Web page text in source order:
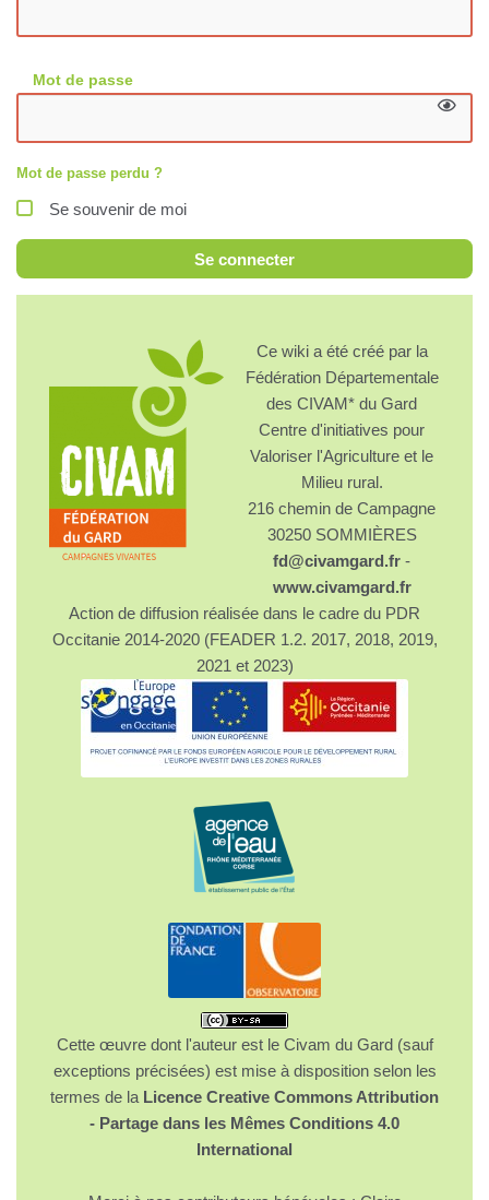
Mot de passe
Mot de passe perdu ?
Se souvenir de moi
Se connecter
Ce wiki a été créé par la
Fédération Départementale
des CIVAM* du Gard
Centre d'initiatives pour
Valoriser l'Agriculture et le
Milieu rural.
216 chemin de Campagne
30250 SOMMIÈRES
fd@civamgard.fr -
www.civamgard.fr
Action de diffusion réalisée dans le cadre du PDR
Occitanie 2014-2020 (FEADER 1.2. 2017, 2018, 2019,
2021 et 2023)
Cette œuvre dont l'auteur est le Civam du Gard (sauf
exceptions précisées) est mise à disposition selon les
termes de la Licence Creative Commons Attribution
- Partage dans les Mêmes Conditions 4.0
International